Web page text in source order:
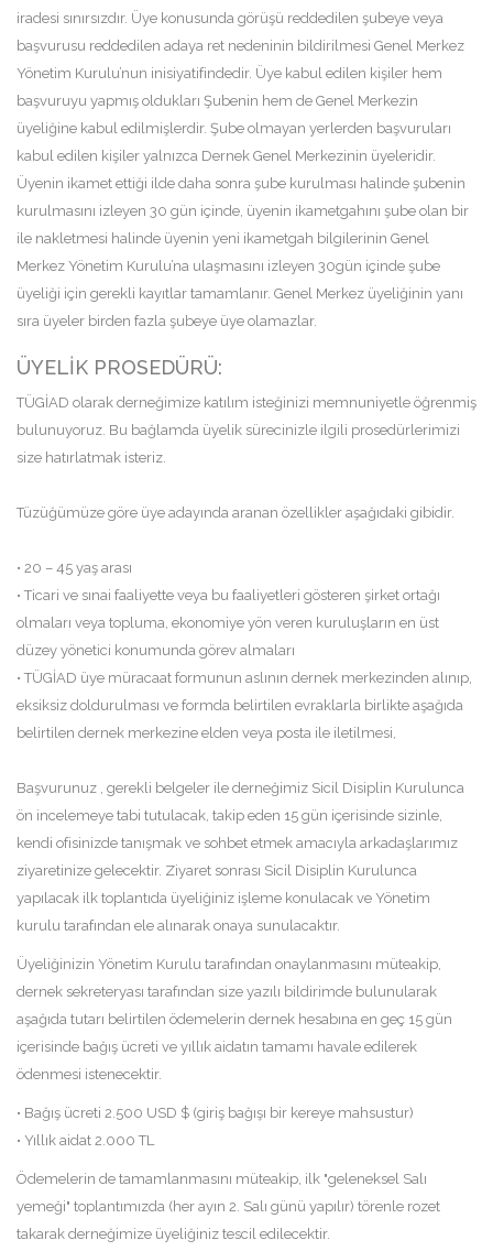
iradesi sınırsızdır. Üye konusunda görüşü reddedilen şubeye veya
başvurusu reddedilen adaya ret nedeninin bildirilmesi Genel Merkez
Yönetim Kurulu’nun inisiyatifindedir. Üye kabul edilen kişiler hem
başvuruyu yapmış oldukları Şubenin hem de Genel Merkezin
üyeliğine kabul edilmişlerdir. Şube olmayan yerlerden başvuruları
kabul edilen kişiler yalnızca Dernek Genel Merkezinin üyeleridir.
Üyenin ikamet ettiği ilde daha sonra şube kurulması halinde şubenin
kurulmasını izleyen 30 gün içinde, üyenin ikametgahını şube olan bir
ile nakletmesi halinde üyenin yeni ikametgah bilgilerinin Genel
Merkez Yönetim Kurulu’na ulaşmasını izleyen 30gün içinde şube
üyeliği için gerekli kayıtlar tamamlanır. Genel Merkez üyeliğinin yanı
sıra üyeler birden fazla şubeye üye olamazlar.
ÜYELİK PROSEDÜRÜ:
TÜGİAD olarak derneğimize katılım isteğinizi memnuniyetle öğrenmiş
bulunuyoruz. Bu bağlamda üyelik sürecinizle ilgili prosedürlerimizi
size hatırlatmak isteriz.
Tüzüğümüze göre üye adayında aranan özellikler aşağıdaki gibidir.
• 20 – 45 yaş arası
• Ticari ve sınai faaliyette veya bu faaliyetleri gösteren şirket ortağı
olmaları veya topluma, ekonomiye yön veren kuruluşların en üst
düzey yönetici konumunda görev almaları
• TÜGİAD üye müracaat formunun aslının dernek merkezinden alınıp,
eksiksiz doldurulması ve formda belirtilen evraklarla birlikte aşağıda
belirtilen dernek merkezine elden veya posta ile iletilmesi,
Başvurunuz , gerekli belgeler ile derneğimiz Sicil Disiplin Kurulunca
ön incelemeye tabi tutulacak, takip eden 15 gün içerisinde sizinle,
kendi ofisinizde tanışmak ve sohbet etmek amacıyla arkadaşlarımız
ziyaretinize gelecektir. Ziyaret sonrası Sicil Disiplin Kurulunca
yapılacak ilk toplantıda üyeliğiniz işleme konulacak ve Yönetim
kurulu tarafından ele alınarak onaya sunulacaktır.
Üyeliğinizin Yönetim Kurulu tarafından onaylanmasını müteakip,
dernek sekreteryası tarafından size yazılı bildirimde bulunularak
aşağıda tutarı belirtilen ödemelerin dernek hesabına en geç 15 gün
içerisinde bağış ücreti ve yıllık aidatın tamamı havale edilerek
ödenmesi istenecektir.
• Bağış ücreti 2.500 USD $ (giriş bağışı bir kereye mahsustur)
• Yıllık aidat 2.000 TL
Ödemelerin de tamamlanmasını müteakip, ilk "geleneksel Salı
yemeği" toplantımızda (her ayın 2. Salı günü yapılır) törenle rozet
takarak derneğimize üyeliğiniz tescil edilecektir.